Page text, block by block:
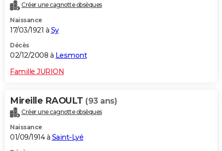
Créer une cagnotte obsèques
Naissance
17/03/1921 à Sy
Décès
02/12/2008 à Lesmont
Famille JURION
Mireille RAOULT (93 ans)
Créer une cagnotte obsèques
Naissance
01/09/1914 à Saint-Lyé